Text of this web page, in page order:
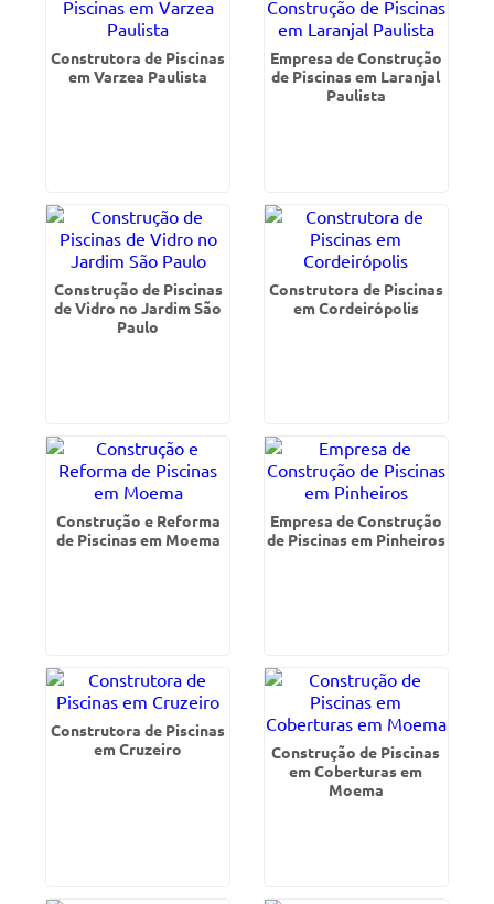
Construtora de Piscinas
em Varzea Paulista
Empresa de Construção
de Piscinas em Laranjal
Paulista
Construção de Piscinas
de Vidro no Jardim São
Paulo
Construtora de Piscinas
em Cordeirópolis
Construção e Reforma
de Piscinas em Moema
Empresa de Construção
de Piscinas em Pinheiros
Construtora de Piscinas
em Cruzeiro
Construção de Piscinas
em Coberturas em
Moema